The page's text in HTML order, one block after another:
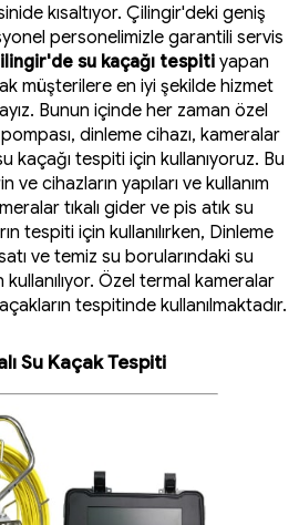
kısaltıyor. Çilingir'deki geniş
personelimizle garantili servis
su kaçağı tespitiyapan
müşterilere en iyi şekilde hizmet
Bunun içinde her zaman özel
dinleme cihazı, kameralar
kaçağı tespiti için kullanıyoruz. Bu
cihazların yapıları ve kullanım
tıkalı gider ve pis atık su
tespiti için kullanılırken, Dinleme
ve temiz su borularındaki su
kullanılıyor. Özel termal kameralar
tespitinde kullanılmaktadır.
Su Kaçak Tespiti